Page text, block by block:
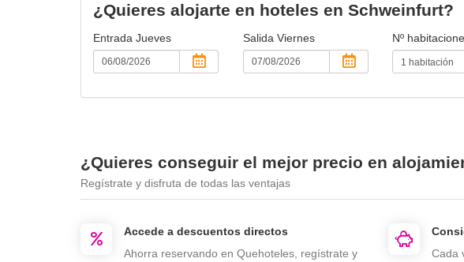
¿Quieres alojarte en hoteles en Schweinfurt?
Entrada Jueves Salida Viernes Nº
¿Quieres conseguir el mejor precio en
Regístrate y disfruta de todas las ventajas
Accede a descuentos directos
Ahorra reservando en Quehoteles, regístrate y
Cada